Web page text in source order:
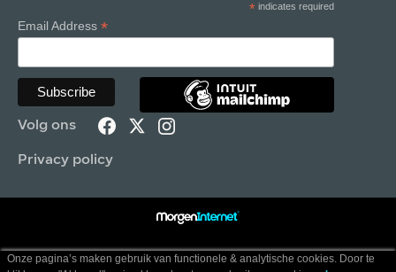
*indicates required
Email Address*
Volg ons
Privacy policy
Onze pagina’s maken gebruik van functionele & analytische cookies. Door te